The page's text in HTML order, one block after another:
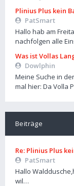
Plinius Plus kein
PatSmart
Hallo hab am
nachfolgen alle
Was ist Vollas
Dowlphin
Meine Suche in
mal hier: Da Volla
Beiträge
Re: Plinius Plus
PatSmart
Hallo
wil…